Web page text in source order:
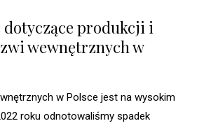
dotyczące produkcji i
wewnętrznych w
w Polsce jest na wysokim
roku odnotowaliśmy spadek